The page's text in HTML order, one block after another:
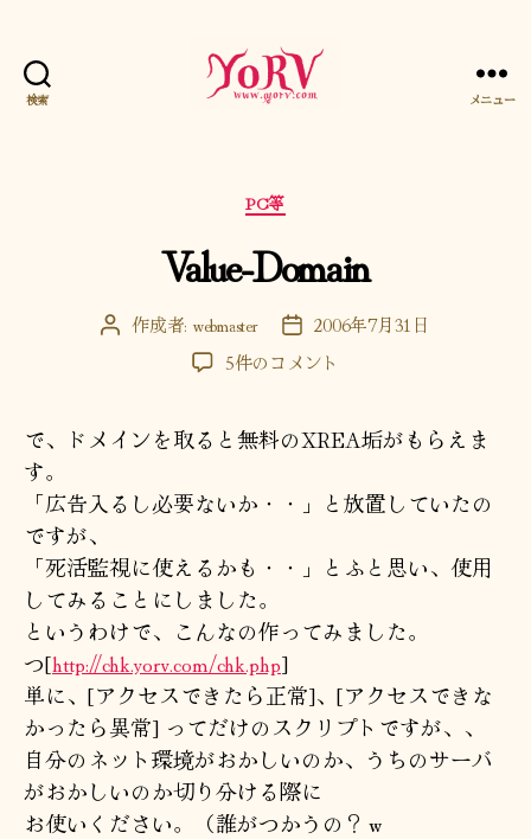
検索 メニュー
カ
テ
ゴ
リ
PC等
Value-Domain
投 作成者: webmaster
投
稿
日
2006年7月31日
Value-
の
5件のコメント
で、ドメインを取ると無料のXREA垢がもらえま
す。
「広告入るし必要ないか・・」と放置していたの
ですが、
「死活監視に使えるかも・・」とふと思い、使用
してみることにしました。
というわけで、こんなの作ってみました。
つ[http://chk.yorv.com/chk.php]
単に、[アクセスできたら正常]、[アクセスできな
かったら異常] ってだけのスクリプトですが、、
自分のネット環境がおかしいのか、うちのサーバ
がおかしいのか切り分ける際に
お使いください。（誰がつかうの？ｗ